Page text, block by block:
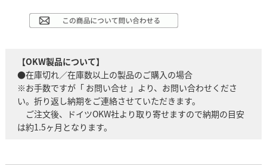
【OKW製品について】
●在庫切れ／在庫数以上の製品のご購入の場合
※お手数ですが「 お問い合せ 」より、お問い合わせくださ
い。折り返し納期をご連絡させていただきます。
ご注文後、ドイツOKW社より取り寄せますので納期の目安
は約1.5ヶ月となります。